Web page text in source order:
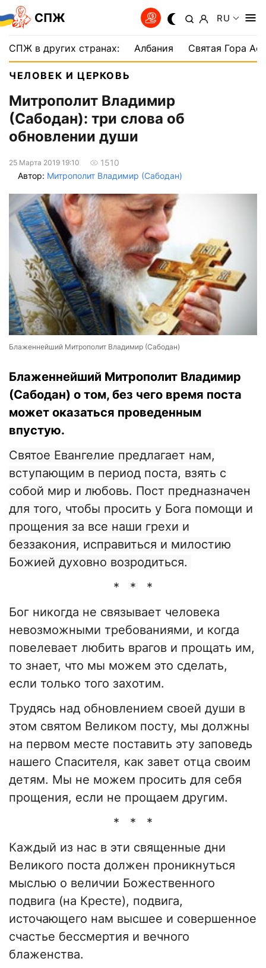
СПЖ RU
СПЖ в других странах: Албания Святая Гора
ЧЕЛОВЕК И ЦЕРКОВЬ
Митрополит Владимир
(Сабодан): три слова об
обновлении души
25 Марта 2019 19:10
1510
Автор: Митрополит Владимир (Сабодан)
Блаженнейший Митрополит Владимир (Сабодан)
Блаженнейший Митрополит Владимир
(Сабодан) о том, без чего время поста
может оказаться проведенным
впустую.
Святое Евангелие предлагает нам,
вступающим в период поста, взять с
собой мир и любовь. Пост предназначен
для того, чтобы просить у Бога помощи и
прощения за все наши грехи и
беззакония, исправиться и милостию
Божией духовно возродиться.
* * *
Бог никогда не связывает человека
невозможными требованиями, и когда
повелевает любить врагов и прощать им,
то знает, что мы можем это сделать,
если только того захотим.
Трудясь над обновлением своей души в
этом святом Великом посту, мы должны
на первом месте поставить эту заповедь
нашего Спасителя, как завет отца своим
детям. Мы не можем просить для себя
прощения, если не прощаем другим.
* * *
Каждый из нас в эти священные дни
Великого поста должен проникнуться
мыслью о величии Божественного
подвига (на Кресте), подвига,
источающего нам высшее и совершенное
счастье бессмертия и вечного
блаженства.